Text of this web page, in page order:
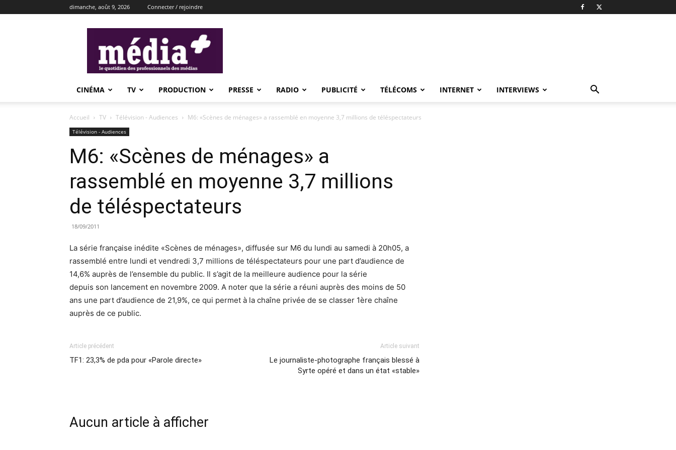
dimanche, août 9, 2026 Connecter / rejoindre
CINÉMA TV PRODUCTION PRESSE RADIO PUBLICITÉ TÉLÉCOMS INTERNET INTERVIEWS
Accueil TV Télévision - Audiences M6: «Scènes de ménages» a rassemblé en moyenne 3,7 millions de téléspectateurs
Télévision - Audiences
M6: «Scènes de ménages» a
rassemblé en moyenne 3,7 millions
de téléspectateurs
18/09/2011
La série française inédite «Scènes de ménages», diffusée sur M6 du lundi au samedi à 20h05, a
rassemblé entre lundi et vendredi 3,7 millions de téléspectateurs pour une part d’audience de
14,6% auprès de l’ensemble du public. Il s’agit de la meilleure audience pour la série
depuis son lancement en novembre 2009. A noter que la série a réuni auprès des moins de 50
ans une part d’audience de 21,9%, ce qui permet à la chaîne privée de se classer 1ère chaîne
auprès de ce public.
Article précédent
TF1: 23,3% de pda pour «Parole directe»
Article suivant
Le journaliste-photographe français blessé à
Syrte opéré et dans un état «stable»
Aucun article à afficher